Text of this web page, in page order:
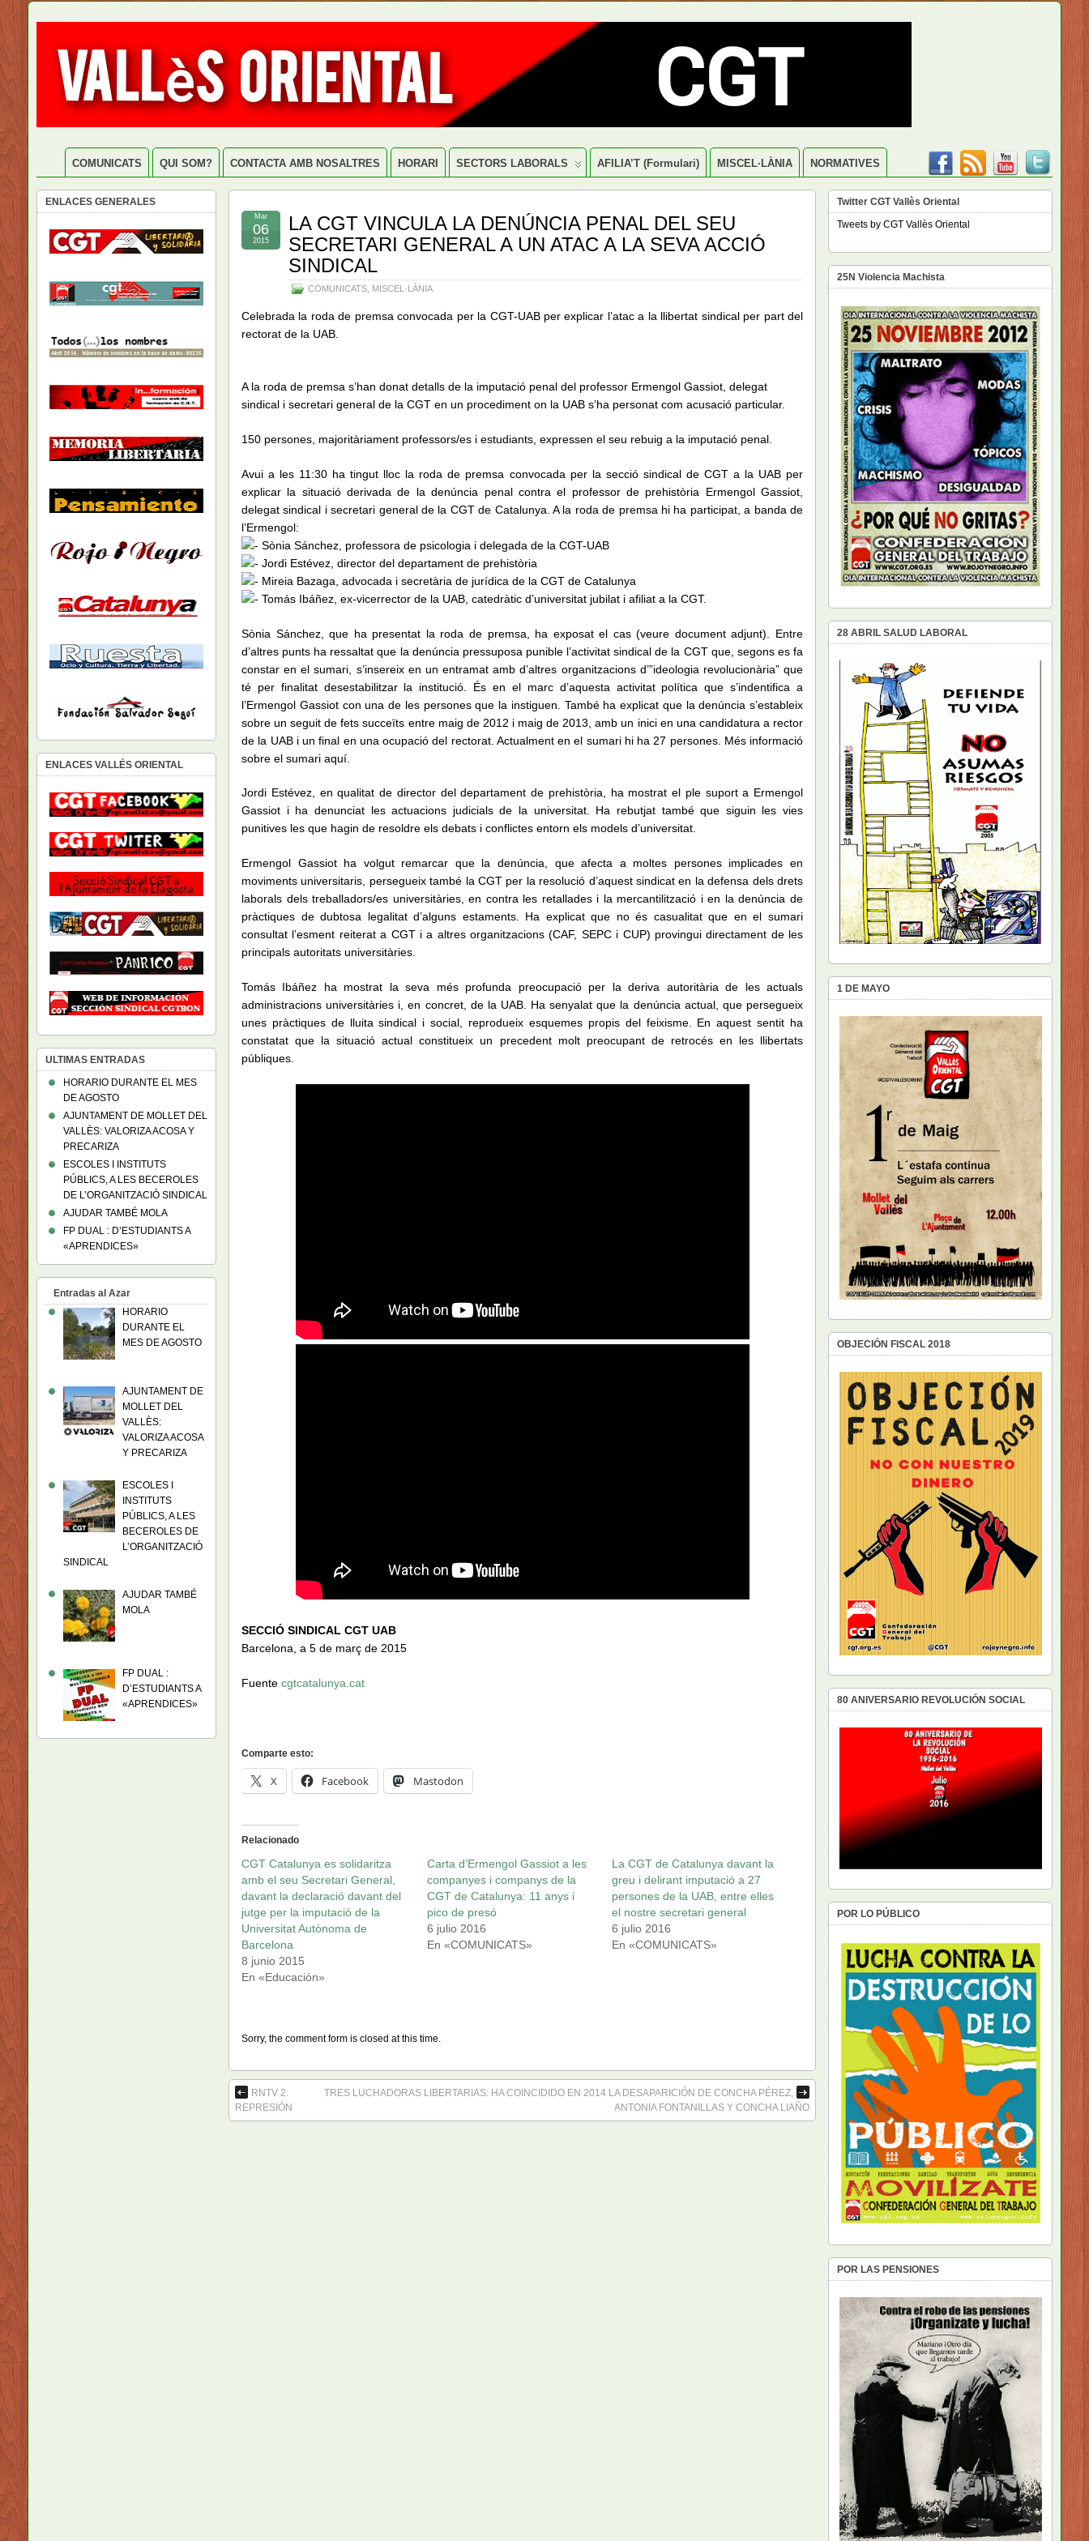
COMUNICATS QUI SOM? CONTACTA AMB NOSALTRES HORARI SECTORS LABORALS AFILIA’T (formulari) MISCEL·LÀNIA NORMATIVES
LA CGT VINCULA LA DENÚNCIA PENAL DEL SEU
SECRETARI GENERAL A UN ATAC A LA SEVA ACCIÓ
SINDICAL
COMUNICATS MISCEL·LÀNIA
Mar
06
2015
Celebrada la roda de premsa convocada per la CGT-UAB per explicar l’atac a la llibertat sindical per part del
rectorat de la UAB.
A la roda de premsa s’han donat detalls de la imputació penal del professor Ermengol Gassiot, delegat
sindical i secretari general de la CGT en un procediment on la UAB s’ha personat com acusació particular.
150 persones, majoritàriament professors/es i estudiants, expressen el seu rebuig a la imputació penal.
Avui a les 11:30 ha tingut lloc la roda de premsa convocada per la secció sindical de CGT a la UAB per
explicar la situació derivada de la denúncia penal contra el professor de prehistòria Ermengol Gassiot,
delegat sindical i secretari general de la CGT de Catalunya. A la roda de premsa hi ha participat, a banda de
l’Ermengol:
Sònia Sánchez, professora de psicologia i delegada de la CGT-UAB
Jordi Estévez, director del departament de prehistòria
Mireia Bazaga, advocada i secretària de jurídica de la CGT de Catalunya
Tomás Ibáñez, ex-vicerrector de la UAB, catedràtic d’universitat jubilat i afiliat a la CGT.
Sònia Sánchez, que ha presentat la roda de premsa, ha exposat el cas (veure document adjunt). Entre
d’altres punts ha ressaltat que la denúncia pressuposa punible l’activitat sindical de la CGT que, segons es fa
constar en el sumari, s’insereix en un entramat amb d’altres organitzacions d’”ideologia revolucionària” que
té per finalitat desestabilitzar la institució. És en el marc d’aquesta activitat política que s’indentifica a
l’Ermengol Gassiot con una de les persones que la instiguen. També ha explicat que la denúncia s’estableix
sobre un seguit de fets succeïts entre maig de 2012 i maig de 2013, amb un inici en una candidatura a rector
de la UAB i un final en una ocupació del rectorat. Actualment en el sumari hi ha 27 persones. Més informació
sobre el sumari aquí.
Jordi Estévez, en qualitat de director del departament de prehistòria, ha mostrat el ple suport a Ermengol
Gassiot i ha denunciat les actuacions judicials de la universitat. Ha rebutjat també que siguin les vies
punitives les que hagin de resoldre els debats i conflictes entorn els models d’universitat.
Ermengol Gassiot ha volgut remarcar que la denúncia, que afecta a moltes persones implicades en
moviments universitaris, persegueix també la CGT per la resolució d’aquest sindicat en la defensa dels drets
laborals dels treballadors/es universitàries, en contra les retallades i la mercantilització i en la denúncia de
pràctiques de dubtosa legalitat d’alguns estaments. Ha explicat que no és casualitat que en el sumari
consultat l’esment reiterat a CGT i a altres organitzacions (CAF, SEPC i CUP) provingui directament de les
principals autoritats universitàries.
Tomás Ibáñez ha mostrat la seva més profunda preocupació per la deriva autoritària de les actuals
administracions universitàries i, en concret, de la UAB. Ha senyalat que la denúncia actual, que persegueix
unes pràctiques de lluita sindical i social, reprodueix esquemes propis del feixisme. En aquest sentit ha
constatat que la situació actual constitueix un precedent molt preocupant de retrocés en les llibertats
públiques.
SECCIÓ SINDICAL CGT UAB
Barcelona, a 5 de març de 2015
Fuente cgtcatalunya.cat
Comparte esto:
X Facebook Mastodon
Relacionado
CGT Catalunya es solidaritza
amb el seu Secretari General,
davant la declaració davant del
jutge per la imputació de la
Universitat Autònoma de
Barcelona
8 junio 2015
En «Educación»
Carta d’Ermengol Gassiot a les
companyes i companys de la
CGT de Catalunya: 11 anys i
pico de presó
6 julio 2016
En «COMUNICATS»
La CGT de Catalunya davant la
greu i delirant imputació a 27
persones de la UAB, entre elles
el nostre secretari general
6 julio 2016
En «COMUNICATS»
Sorry, the comment form is closed at this time.
RNTV 2.
REPRESIÓN
TRES LUCHADORAS LIBERTARIAS: HA COINCIDIDO EN 2014 LA DESAPARICIÓN DE CONCHA PÉREZ,
ANTONIA FONTANILLAS Y CONCHA LIAÑO
ENLACES GENERALES
ENLACES VALLÉS ORIENTAL
ULTIMAS ENTRADAS
HORARIO DURANTE EL MES
DE AGOSTO
AJUNTAMENT DE MOLLET DEL
VALLÈS: VALORIZA ACOSA Y
PRECARIZA
ESCOLES I INSTITUTS
PÚBLICS, A LES BECEROLES
DE L’ORGANITZACIÓ SINDICAL
AJUDAR TAMBÉ MOLA
FP DUAL : D’ESTUDIANTS A
«APRENDICES»
Entradas al Azar
HORARIO
DURANTE EL
MES DE AGOSTO
AJUNTAMENT DE
MOLLET DEL
VALLÈS:
VALORIZA ACOSA
Y PRECARIZA
ESCOLES I
INSTITUTS
PÚBLICS, A LES
BECEROLES DE
L’ORGANITZACIÓ
SINDICAL
AJUDAR TAMBÉ
MOLA
FP DUAL :
D’ESTUDIANTS A
«APRENDICES»
Twitter CGT Vallès Oriental
Tweets by CGT Vallès Oriental
25N Violencia Machista
28 ABRIL SALUD LABORAL
1 DE MAYO
OBJECIÓN FISCAL 2018
80 ANIVERSARIO REVOLUCIÓN SOCIAL
POR LO PÚBLICO
POR LAS PENSIONES